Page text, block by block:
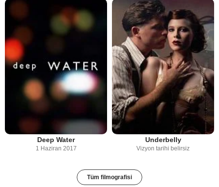
Deep Water
1 Haziran 2017
Underbelly
Vizyon tarihi belirsiz
Tüm filmografisi